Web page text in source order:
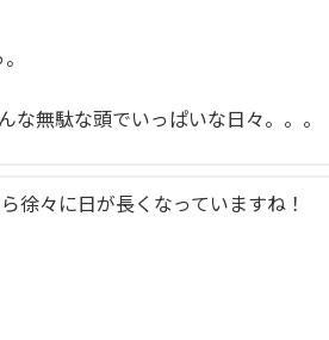
無駄な頭でいっぱいな日々。。。
徐々に日が長くなっていますね！